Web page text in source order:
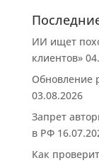
ИИ ищет
клиентов»
Обновление
03.08.2026
Запрет
в РФ
Как